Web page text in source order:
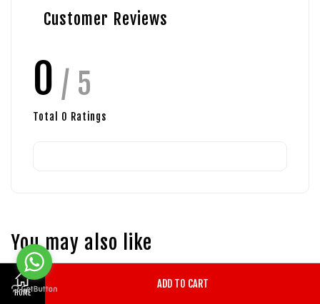
HOME
ADD TO CART
Customer Reviews
0 / 5
Total 0 Ratings
You may also like